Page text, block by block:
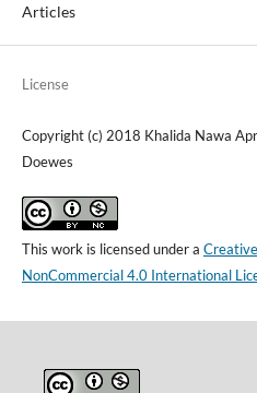
Articles
License
Copyright (c) 2018 Khalida Nawa
Doewes
This work is licensed under a
NonCommercial 4.0 International